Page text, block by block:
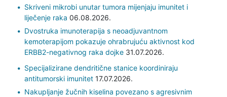
Skriveni mikrobi unutar tumora mijenjaju imunitet i
liječenje raka 06.08.2026.
Dvostruka imunoterapija s neoadjuvantnom
kemoterapijom pokazuje ohrabrujuću aktivnost kod
ERBB2-negativnog raka dojke31.07.2026.
Specijalizirane dendritične stanice koordiniraju
antitumorski imunitet17.07.2026.
Nakupljanje žučnih kiselina povezano s agresivnim